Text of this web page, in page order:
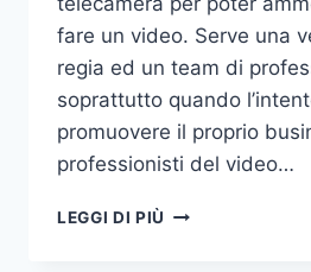
fare un video. Serve una
regia ed un team di
soprattutto quando
promuovere il proprio
professionisti del video…
LEGGI DI PIÙ